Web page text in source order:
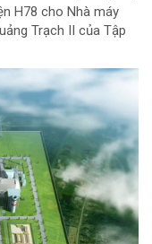
H78 cho Nhà máy
Trạch II của Tập